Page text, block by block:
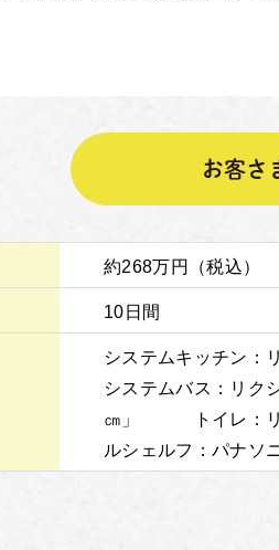
お客さ
約268万円（税込）
10日間
システムキッチ
システムバス：リ
㎝」 トイレ：リ
ルシェルフ：パナソ